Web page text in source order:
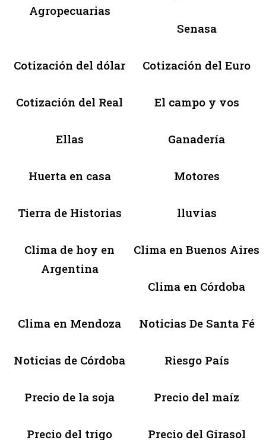
Agropecuarias
Senasa
Cotización del dólar Cotización del Euro
Cotización del Real El campo y vos
Ellas Ganadería
Huerta en casa Motores
Tierra de Historias lluvias
Clima de hoy en
Argentina
Clima en Buenos Aires
Clima en Córdoba
Clima en Mendoza Noticias De Santa Fé
Noticias de Córdoba Riesgo País
Precio de la soja Precio del maíz
Precio del trigo Precio del Girasol